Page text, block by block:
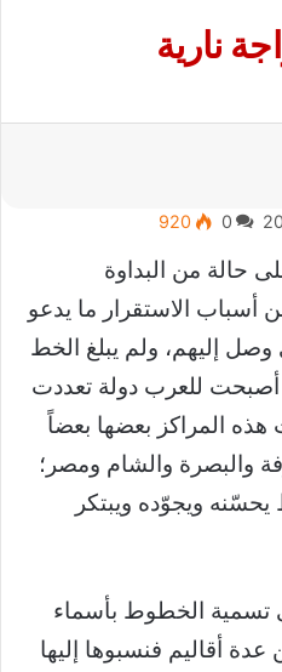
نارية
0
920
حالة من البداوة
أسباب الاستقرار ما يدعو
وصل إليهم، ولم يبلغ الخط
أصبحت للعرب دولة تعددت
هذه المراكز بعضها بعضاً
والبصرة والشام ومصر؛
ويجوّده ويبتكر
تسمية الخطوط بأسماء
عدة أقاليم فنسبوها إليها